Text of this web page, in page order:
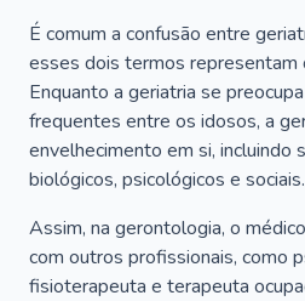
É comum a confusão entre
esses dois termos representam
Enquanto a geriatria se
frequentes entre os idosos, a
envelhecimento em si, incluindo
biológicos, psicológicos e sociais.
Assim, na gerontologia, o
com outros profissionais, como
fisioterapeuta e terapeuta